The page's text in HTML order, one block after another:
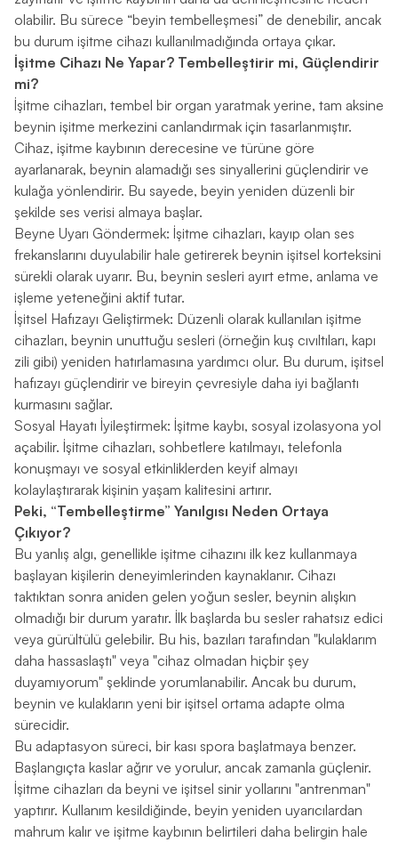
olabilir. Bu sürece “beyin tembelleşmesi” de denebilir, ancak
bu durum işitme cihazı kullanılmadığında ortaya çıkar.
İşitme Cihazı Ne Yapar? Tembelleştirir mi, Güçlendirir
mi?
İşitme cihazları, tembel bir organ yaratmak yerine, tam aksine
beynin işitme merkezini canlandırmak için tasarlanmıştır.
Cihaz, işitme kaybının derecesine ve türüne göre
ayarlanarak, beynin alamadığı ses sinyallerini güçlendirir ve
kulağa yönlendirir. Bu sayede, beyin yeniden düzenli bir
şekilde ses verisi almaya başlar.
Beyne Uyarı Göndermek: İşitme cihazları, kayıp olan ses
frekanslarını duyulabilir hale getirerek beynin işitsel korteksini
sürekli olarak uyarır. Bu, beynin sesleri ayırt etme, anlama ve
işleme yeteneğini aktif tutar.
İşitsel Hafızayı Geliştirmek: Düzenli olarak kullanılan işitme
cihazları, beynin unuttuğu sesleri (örneğin kuş cıvıltıları, kapı
zili gibi) yeniden hatırlamasına yardımcı olur. Bu durum, işitsel
hafızayı güçlendirir ve bireyin çevresiyle daha iyi bağlantı
kurmasını sağlar.
Sosyal Hayatı İyileştirmek: İşitme kaybı, sosyal izolasyona yol
açabilir. İşitme cihazları, sohbetlere katılmayı, telefonla
konuşmayı ve sosyal etkinliklerden keyif almayı
kolaylaştırarak kişinin yaşam kalitesini artırır.
Peki, “Tembelleştirme” Yanılgısı Neden Ortaya
Çıkıyor?
Bu yanlış algı, genellikle işitme cihazını ilk kez kullanmaya
başlayan kişilerin deneyimlerinden kaynaklanır. Cihazı
taktıktan sonra aniden gelen yoğun sesler, beynin alışkın
olmadığı bir durum yaratır. İlk başlarda bu sesler rahatsız edici
veya gürültülü gelebilir. Bu his, bazıları tarafından "kulaklarım
daha hassaslaştı" veya "cihaz olmadan hiçbir şey
duyamıyorum" şeklinde yorumlanabilir. Ancak bu durum,
beynin ve kulakların yeni bir işitsel ortama adapte olma
sürecidir.
Bu adaptasyon süreci, bir kası spora başlatmaya benzer.
Başlangıçta kaslar ağrır ve yorulur, ancak zamanla güçlenir.
İşitme cihazları da beyni ve işitsel sinir yollarını "antrenman"
yaptırır. Kullanım kesildiğinde, beyin yeniden uyarıcılardan
mahrum kalır ve işitme kaybının belirtileri daha belirgin hale